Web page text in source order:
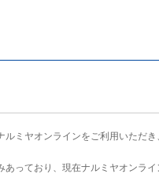
ルミヤオンラインをご利用いただき
あっており、現在ナルミヤオンラ